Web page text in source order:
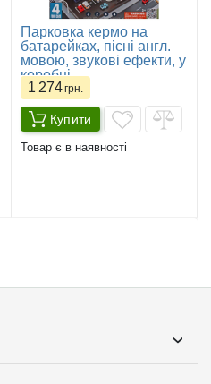
Парковка кермо на
батарейках, пісні англ.
мовою, звукові ефекти, у
коробці
1 274грн.
Купити
Товар є в наявності